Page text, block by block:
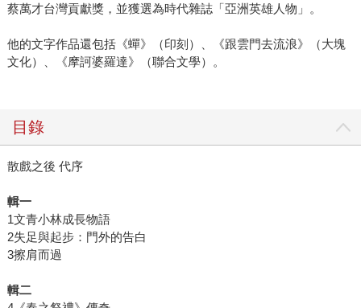
蔡萬才台灣貢獻獎，並獲選為時代雜誌「亞洲英雄人物」。
他的文字作品還包括《蟬》（印刻）、《跟雲門去流浪》（大塊
文化）、《摩訶婆羅達》（聯合文學）。
目錄
散戲之後 代序
輯一
1文青小林成長物語
2失足與起步：門外的告白
3擦肩而過
輯二